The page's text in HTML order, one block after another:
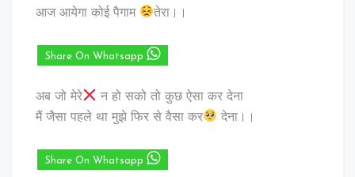
आज आयेगा कोई पैगाम
तेरा।।
Share On Whatsapp
अब जो मेरे
न हो सको तो कुछ ऐसा कर देना
मैं जैसा पहले था मुझे फिर से वैसा कर
देना।।
Share On Whatsapp